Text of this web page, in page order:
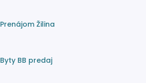
Prenájom Žilina
Byty BB predaj